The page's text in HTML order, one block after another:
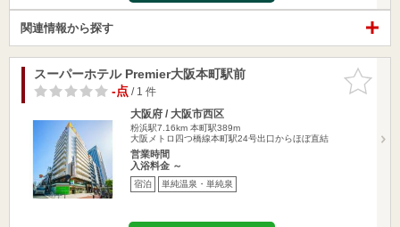
関連情報から探す
お気に入
りに追加
スーパーホテル Premier大阪本町駅前
-点/ 1 件
大阪府 / 大阪市西区
粉浜駅7.16km 本町駅389m
大阪メトロ四つ橋線本町駅24号出口からほぼ直結
営業時間
入浴料金 ～
宿泊 単純温泉・単純泉